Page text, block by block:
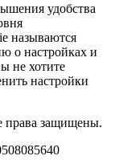
удобства
называются
о настройках и
не хотите
настройки
защищены.